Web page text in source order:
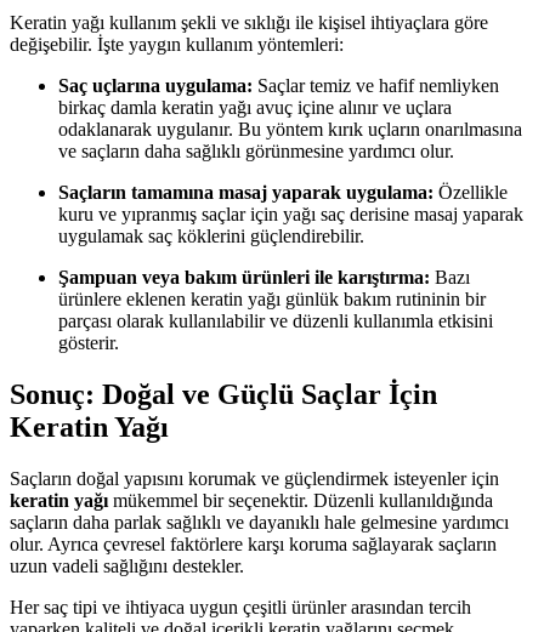
Keratin yağı kullanım şekli ve sıklığı ile kişisel ihtiyaçlara göre
değişebilir. İşte yaygın kullanım yöntemleri:
Saç uçlarına uygulama: Saçlar temiz ve hafif nemliyken
birkaç damla keratin yağı avuç içine alınır ve uçlara
odaklanarak uygulanır. Bu yöntem kırık uçların onarılmasına
ve saçların daha sağlıklı görünmesine yardımcı olur.
Saçların tamamına masaj yaparak uygulama: Özellikle
kuru ve yıpranmış saçlar için yağı saç derisine masaj yaparak
uygulamak saç köklerini güçlendirebilir.
Şampuan veya bakım ürünleri ile karıştırma: Bazı
ürünlere eklenen keratin yağı günlük bakım rutininin bir
parçası olarak kullanılabilir ve düzenli kullanımla etkisini
gösterir.
Sonuç: Doğal ve Güçlü Saçlar İçin
Keratin Yağı
Saçların doğal yapısını korumak ve güçlendirmek isteyenler için
keratin yağı mükemmel bir seçenektir. Düzenli kullanıldığında
saçların daha parlak sağlıklı ve dayanıklı hale gelmesine yardımcı
olur. Ayrıca çevresel faktörlere karşı koruma sağlayarak saçların
uzun vadeli sağlığını destekler.
Her saç tipi ve ihtiyaca uygun çeşitli ürünler arasından tercih